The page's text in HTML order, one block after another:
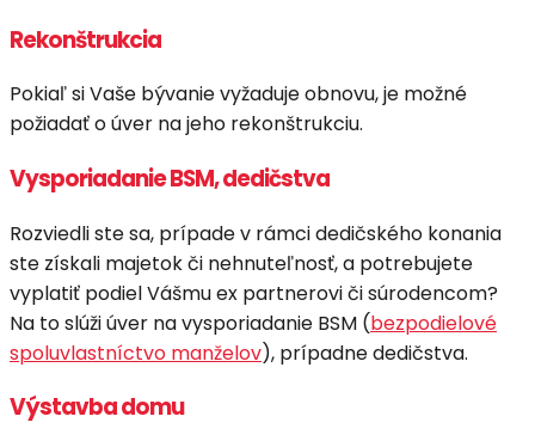
Rekonštrukcia
Pokiaľ si Vaše bývanie vyžaduje obnovu, je možné
požiadať o úver na jeho rekonštrukciu.
Vysporiadanie BSM, dedičstva
Rozviedli ste sa, prípade v rámci dedičského konania
ste získali majetok či nehnuteľnosť, a potrebujete
vyplatiť podiel Vášmu ex partnerovi či súrodencom?
Na to slúži úver na vysporiadanie BSM (bezpodielové
spoluvlastníctvo manželov), prípadne dedičstva.
Výstavba domu